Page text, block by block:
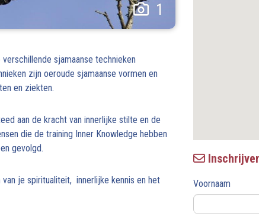
1
sjamaanse technieken
zijn oeroude sjamaanse vormen en
en ziekten.
aan de kracht van innerlijke stilte en de
die de training Inner Knowledge hebben
gevolgd.
je spiritualiteit, innerlijke kennis en het
Voornaam